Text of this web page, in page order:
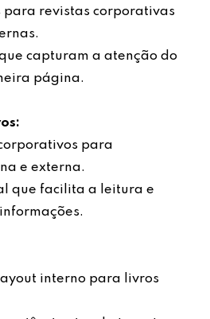
para revistas corporativas
capturam a atenção do
página.
para
e externa.
que facilita a leitura e
interno para livros